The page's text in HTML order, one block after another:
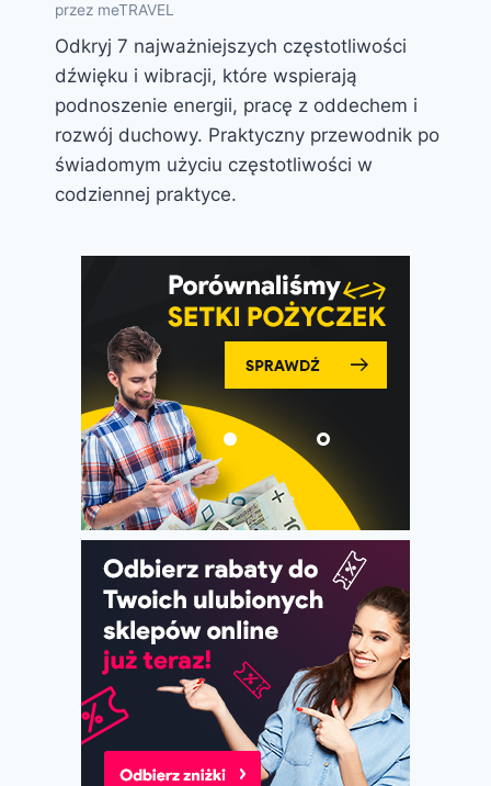
przez meTRAVEL
Odkryj 7 najważniejszych częstotliwości
dźwięku i wibracji, które wspierają
podnoszenie energii, pracę z oddechem i
rozwój duchowy. Praktyczny przewodnik po
świadomym użyciu częstotliwości w
codziennej praktyce.